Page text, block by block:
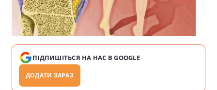
ПІДПИШІТЬСЯ НА НАС В GOOGLE
ДОДАТИ ЗАРАЗ